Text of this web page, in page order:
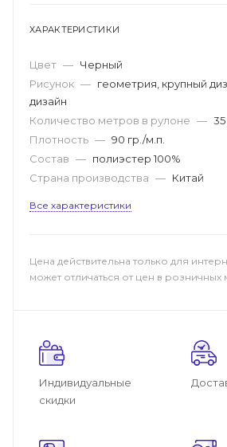
ХАРАКТЕРИСТИКИ
Цвет — Черный
Рисунок — геометрия, крупный
дизайн
Количество метров в рулоне —
Плотность — 90 гр./м.п.
Состав — полиэстер 100%
Страна производства — Китай
Все характеристики
Цена действительна только для
может отличаться от цен в розничных
Индивидуальные
скидки